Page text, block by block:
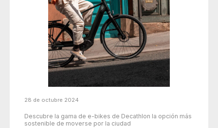
28 de octubre 2024
Descubre la gama de e-bikes de Decathlon la opción más
sostenible de moverse por la ciudad